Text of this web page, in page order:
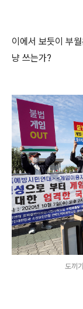
이에서 보듯이 부
냥 쓰는가?
도끼